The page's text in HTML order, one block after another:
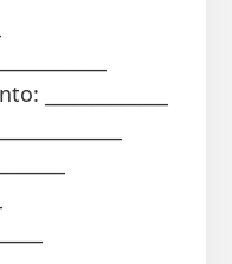
_____________